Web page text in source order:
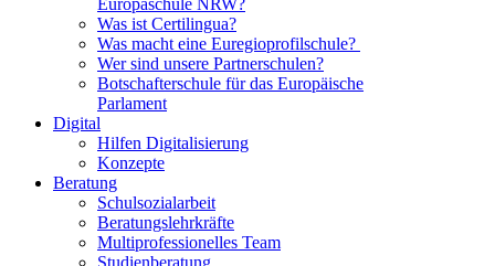
Europaschule NRW?
Was ist Certilingua?
Was macht eine Euregioprofilschule?
Wer sind unsere Partnerschulen?
Botschafterschule für das Europäische
Parlament
Digital
Hilfen Digitalisierung
Konzepte
Beratung
Schulsozialarbeit
Beratungslehrkräfte
Multiprofessionelles Team